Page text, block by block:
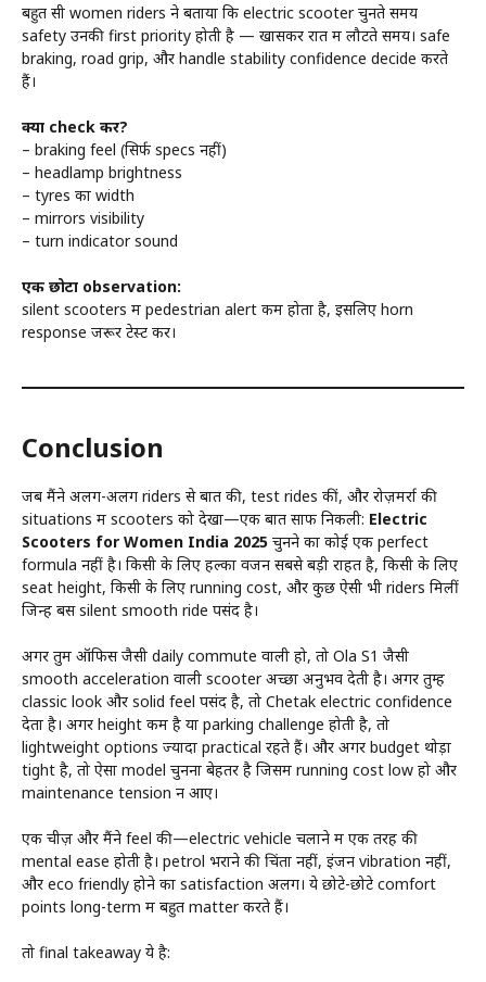
बहुत सी women riders ने बताया कि electric scooter चुनते समय
safety उनकी first priority होती है — खासकर रात में लौटते समय। safe
braking, road grip, और handle stability confidence decide करते
हैं।
क्या check करें?
– braking feel (सिर्फ specs नहीं)
– headlamp brightness
– tyres का width
– mirrors visibility
– turn indicator sound
एक छोटा observation:
silent scooters में pedestrian alert कम होता है, इसलिए horn
response जरूर टेस्ट करें।
Conclusion
जब मैंने अलग-अलग riders से बात की, test rides कीं, और रोज़मर्रा की
situations में scooters को देखा—एक बात साफ निकली: Electric
Scooters for Women India 2025 चुनने का कोई एक perfect
formula नहीं है। किसी के लिए हल्का वजन सबसे बड़ी राहत है, किसी के लिए
seat height, किसी के लिए running cost, और कुछ ऐसी भी riders मिलीं
जिन्हें बस silent smooth ride पसंद है।
अगर तुम ऑफिस जैसी daily commute वाली हो, तो Ola S1 जैसी
smooth acceleration वाली scooter अच्छा अनुभव देती है। अगर तुम्हें
classic look और solid feel पसंद है, तो Chetak electric confidence
देता है। अगर height कम है या parking challenge होती है, तो
lightweight options ज्यादा practical रहते हैं। और अगर budget थोड़ा
tight है, तो ऐसा model चुनना बेहतर है जिसमें running cost low हो और
maintenance tension न आए।
एक चीज़ और मैंने feel की—electric vehicle चलाने में एक तरह की
mental ease होती है। petrol भराने की चिंता नहीं, इंजन vibration नहीं,
और eco friendly होने का satisfaction अलग। ये छोटे-छोटे comfort
points long-term में बहुत matter करते हैं।
तो final takeaway ये है: